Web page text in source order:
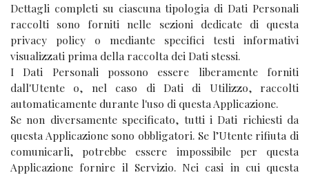
Dettagli completi su ciascuna tipologia di Dati Personali
raccolti sono forniti nelle sezioni dedicate di questa
privacy policy o mediante specifici testi informativi
visualizzati prima della raccolta dei Dati stessi.
I Dati Personali possono essere liberamente forniti
dall'Utente o, nel caso di Dati di Utilizzo, raccolti
automaticamente durante l'uso di questa Applicazione.
Se non diversamente specificato, tutti i Dati richiesti da
questa Applicazione sono obbligatori. Se l’Utente rifiuta di
comunicarli, potrebbe essere impossibile per questa
Applicazione fornire il Servizio. Nei casi in cui questa